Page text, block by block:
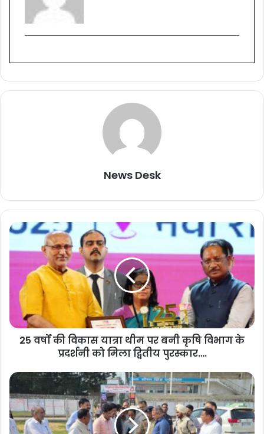
News Desk
25 वर्षों की विकास यात्रा थीम पर बनी कृषि विभाग के
प्रदर्शनी को मिला द्वितीय पुरस्कार….